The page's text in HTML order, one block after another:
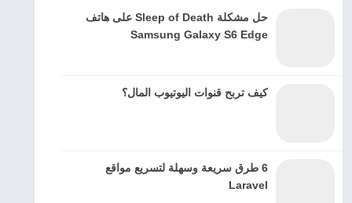
حل مشكلة Sleep of Death على هاتف
Samsung Galaxy S6 Edge
كيف تربح قنوات اليوتيوب المال؟
6 طرق سريعة وسهلة لتسريع مواقع
Laravel